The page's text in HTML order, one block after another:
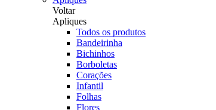
Voltar
Apliques
Todos os produtos
Bandeirinha
Bichinhos
Borboletas
Corações
Infantil
Folhas
Flores